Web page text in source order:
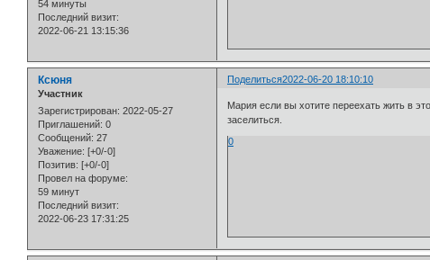
54 минуты
Последний визит:
2022-06-21 13:15:36
Поделиться2022-06-20 18:10:10
Ксюня
Участник
Зарегистрирован: 2022-05-27
Приглашений: 0
Сообщений: 27
Уважение: [+0/-0]
Позитив: [+0/-0]
Провел на форуме:
59 минут
Последний визит:
2022-06-23 17:31:25
Мария если вы хотите переехать жить в
заселиться.
0